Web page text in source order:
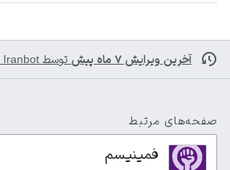
آخرین ویرایش ۷ ماه پیش توسط Iranbot
صفحه‌های مرتبط
فمینیسم